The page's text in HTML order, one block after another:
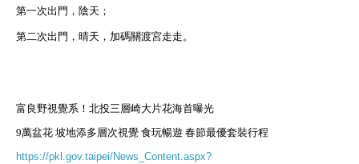
第一次出門，陰天；
第二次出門，晴天，加碼關渡宮走走。
富良野視覺系！北投三層崎大片花海首曝光
9萬盆花 坡地添多層次視覺 食玩暢遊 春節最優套裝行程
https://pkl.gov.taipei/News_Content.aspx?